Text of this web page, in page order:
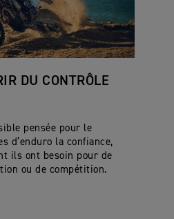
DU CONTRÔLE
pensée pour le
d’enduro la confiance,
ils ont besoin pour de
ou de compétition.